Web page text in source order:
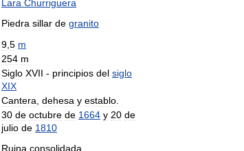
Lara Churriguera
Piedra sillar de granito
9 5 m
254 m
Siglo XVII - principios del siglo
XIX
Cantera dehesa y establo
30 de octubre de 1664 y 20 de
julio de 1810
Ruina consolidada